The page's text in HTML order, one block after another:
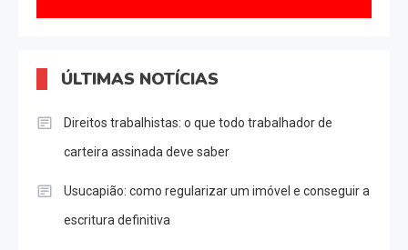
ÚLTIMAS NOTÍCIAS
Direitos trabalhistas: o que todo trabalhador de
carteira assinada deve saber
Usucapião: como regularizar um imóvel e conseguir a
escritura definitiva